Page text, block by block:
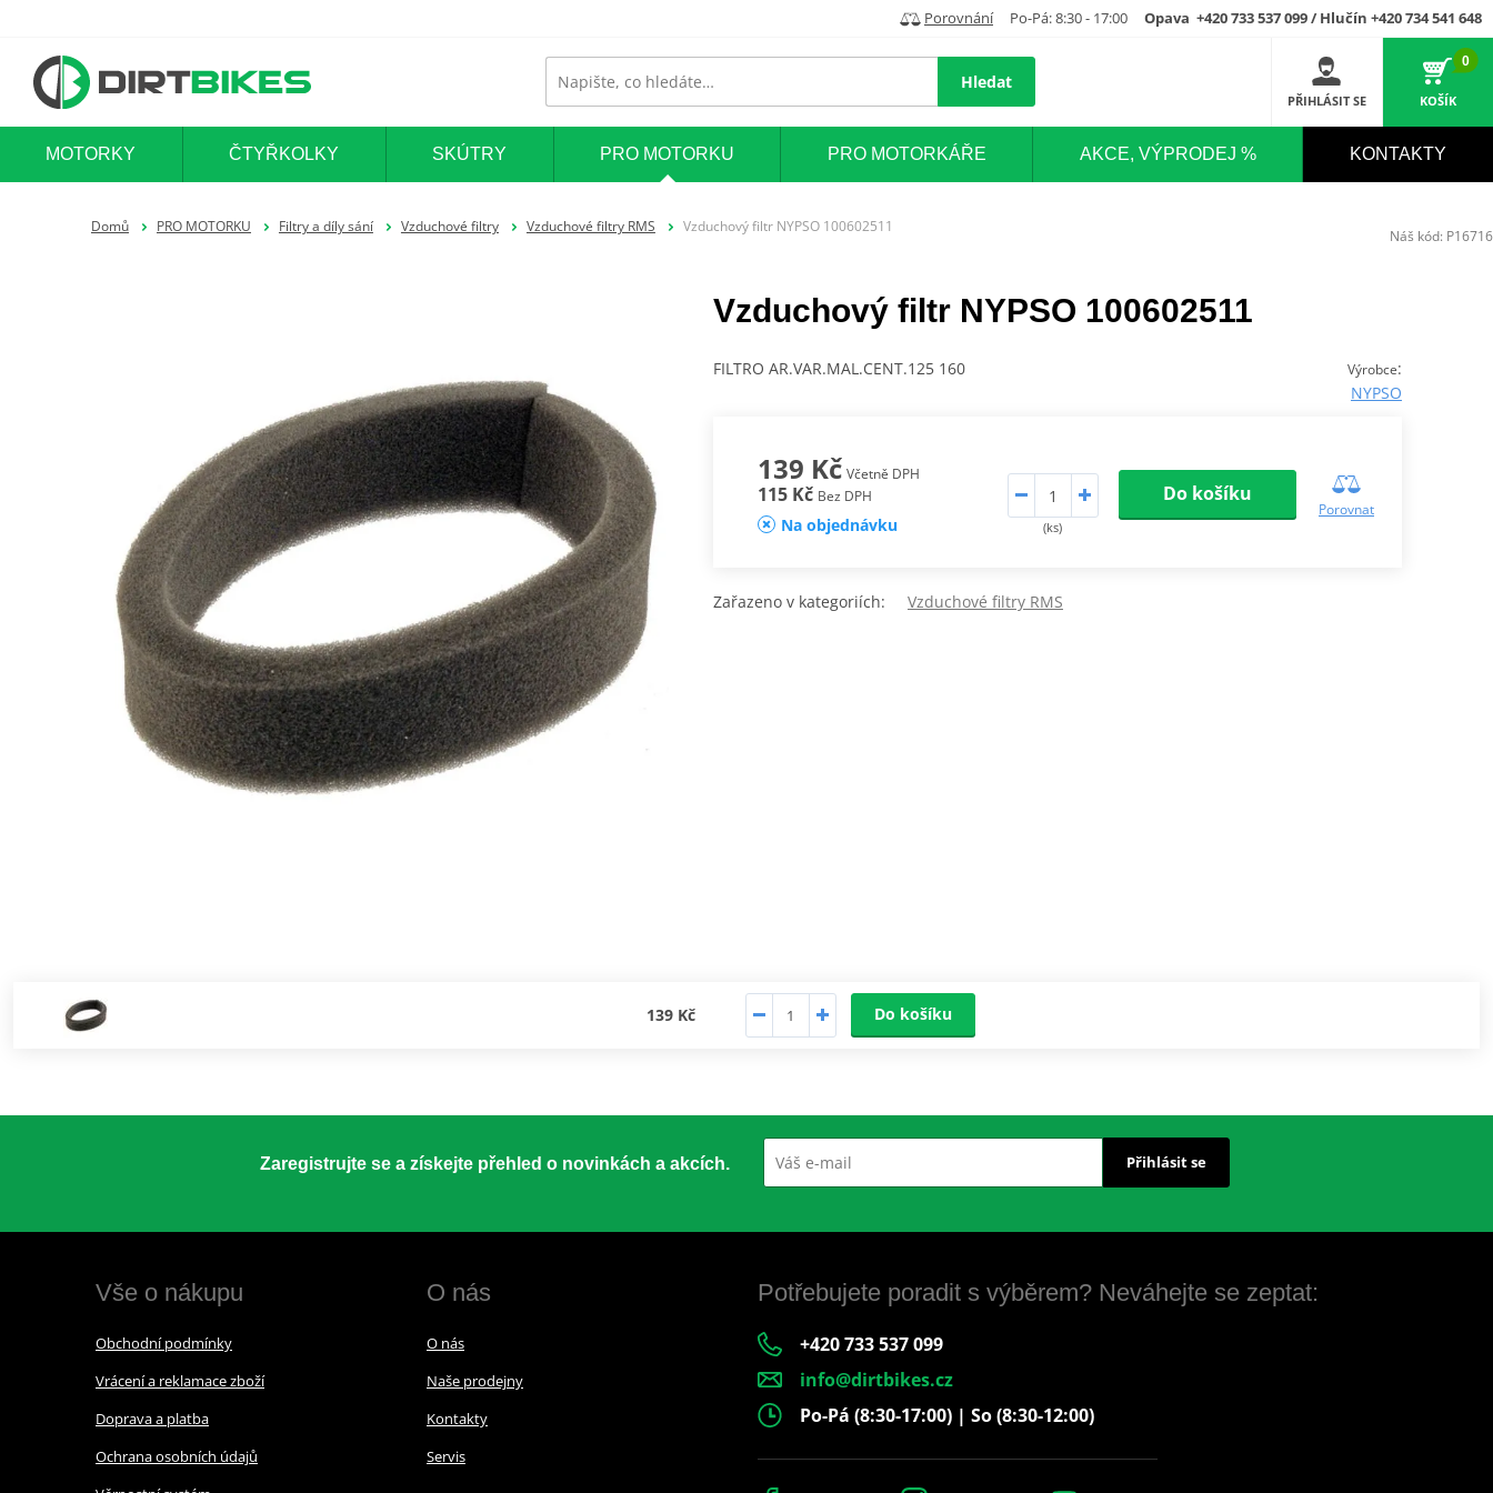
Porovnání Po-Pá: 8:30 - 17:00 Opava +420 733 537 099 / Hlučín +420 734 541 648
Hledat
PŘIHLÁSIT SE
0
KOŠÍK
MOTORKY ČTYŘKOLKY SKÚTRY PRO MOTORKU PRO MOTORKÁŘE AKCE, VÝPRODEJ % KONTAKTY
Domů PRO MOTORKU Filtry a díly sání Vzduchové filtry Vzduchové filtry RMS Vzduchový filtr NYPSO 100602511
Vzduchový filtr NYPSO 100602511
Výrobce:
NYPSO
FILTRO AR.VAR.MAL.CENT.125 160
139 Kč Včetně DPH
115 Kč Bez DPH
Na objednávku (ks)
Do košíku
Porovnat
Zařazeno v kategoriích: Vzduchové filtry RMS
139 Kč Do košíku
Náš kód: P16716
Zaregistrujte se a získejte přehled o novinkách a akcích. Přihlásit se
Vše o nákupu
Obchodní podmínky
Vrácení a reklamace zboží
Doprava a platba
Ochrana osobních údajů
O nás
O nás
Naše prodejny
Kontakty
Servis
Potřebujete poradit s výběrem? Neváhejte se zeptat:
+420 733 537 099
info@dirtbikes.cz
Po-Pá (8:30-17:00) | So (8:30-12:00)